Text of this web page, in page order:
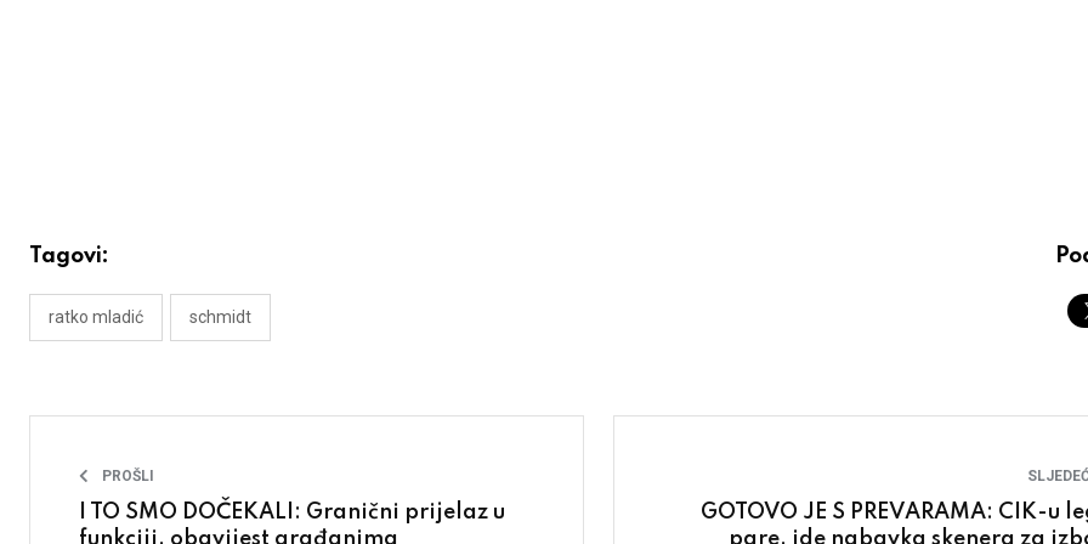
Tagovi:
ratko mladić schmidt
PROŠLI
I TO SMO DOČEKALI: Granični prijelaz u
funkciji, obavijest građanima
GOTOVO JE S PREVARAMA: CIK-u
pare, ide nabavka skenera za